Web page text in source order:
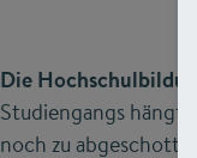
Die
Studiengangs hängt
noch zu